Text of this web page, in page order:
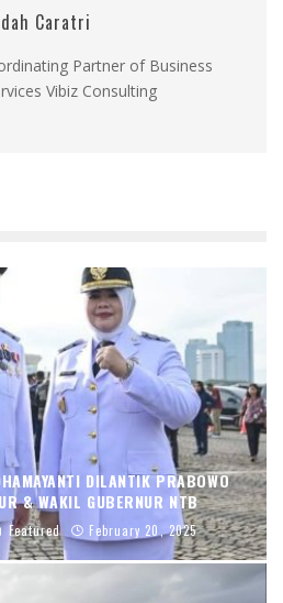
Caratri
Partner of Business
Vibiz Consulting
DILANTIK PRABOWO
& WAKIL GUBERNUR NTB
Featured February 20, 2025